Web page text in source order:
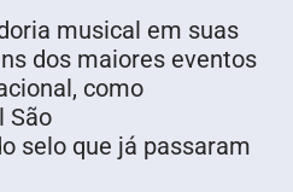
musical em suas
dos maiores eventos
como
São
selo que já passaram